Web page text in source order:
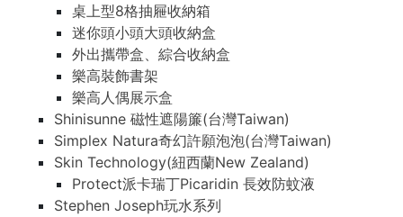
桌上型8格抽屜收納箱
迷你頭小頭大頭收納盒
外出攜帶盒、綜合收納盒
樂高裝飾書架
樂高人偶展示盒
Shinisunne 磁性遮陽簾(台灣Taiwan)
Simplex Natura奇幻許願泡泡(台灣Taiwan)
Skin Technology(紐西蘭New Zealand)
Protect派卡瑞丁Picaridin 長效防蚊液
Stephen Joseph玩水系列